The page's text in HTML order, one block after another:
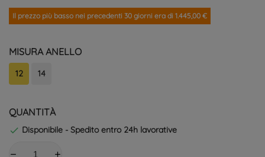
Il prezzo più basso nei precedenti 30 giorni era di 1.445,00 €
MISURA ANELLO
12 14
QUANTITÀ
 Disponibile - Spedito entro 24h lavorative